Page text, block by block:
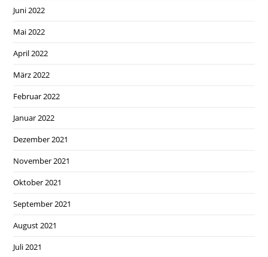
Juni 2022
Mai 2022
April 2022
März 2022
Februar 2022
Januar 2022
Dezember 2021
November 2021
Oktober 2021
September 2021
August 2021
Juli 2021